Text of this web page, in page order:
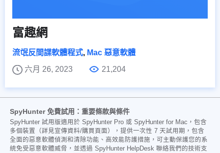
富趣網
流氓反間諜軟體程式, Mac 惡意軟體
六月 26, 2023
21,204
SpyHunter 免費試用：重要條款與條件
SpyHunter 試用版適用於 SpyHunter Pro 或 SpyHunter for Mac，包含
多個裝置（詳見宣傳資料/購買頁面），提供一次性 7 天試用期，包含
全面的惡意軟體偵測和清除功能、高效能防護措施，可主動保護您的系
統免受惡意軟體威脅，並透過 SpyHunter HelpDesk 聯絡我們的技術支